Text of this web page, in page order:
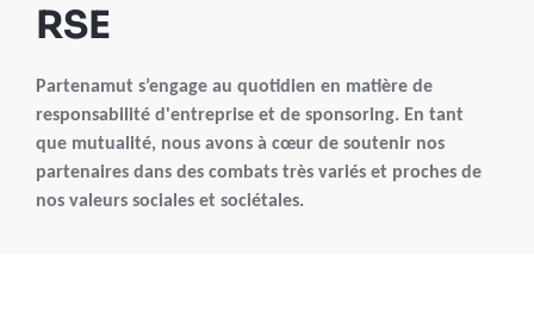
RSE
Partenamut s’engage au quotidien en matière de
responsabilité d'entreprise et de sponsoring. En tant
que mutualité, nous avons à cœur de soutenir nos
partenaires dans des combats très variés et proches de
nos valeurs sociales et sociétales.